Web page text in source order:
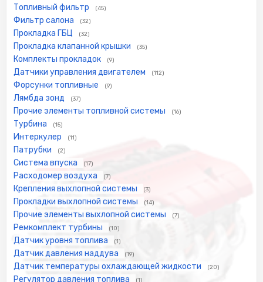
Топливный фильтр (45)
Фильтр салона (32)
Прокладка ГБЦ (32)
Прокладка клапанной крышки (35)
Комплекты прокладок (9)
Датчики управления двигателем (112)
Форсунки топливные (9)
Лямбда зонд (37)
Прочие элементы топливной системы (16)
Турбина (15)
Интеркулер (11)
Патрубки (2)
Система впуска (17)
Расходомер воздуха (7)
Крепления выхлопной системы (3)
Прокладки выхлопной системы (14)
Прочие элементы выхлопной системы (7)
Ремкомплект турбины (10)
Датчик уровня топлива (1)
Датчик давления наддува (19)
Датчик температуры охлаждающей жидкости (20)
Регулятор давления топлива (1)